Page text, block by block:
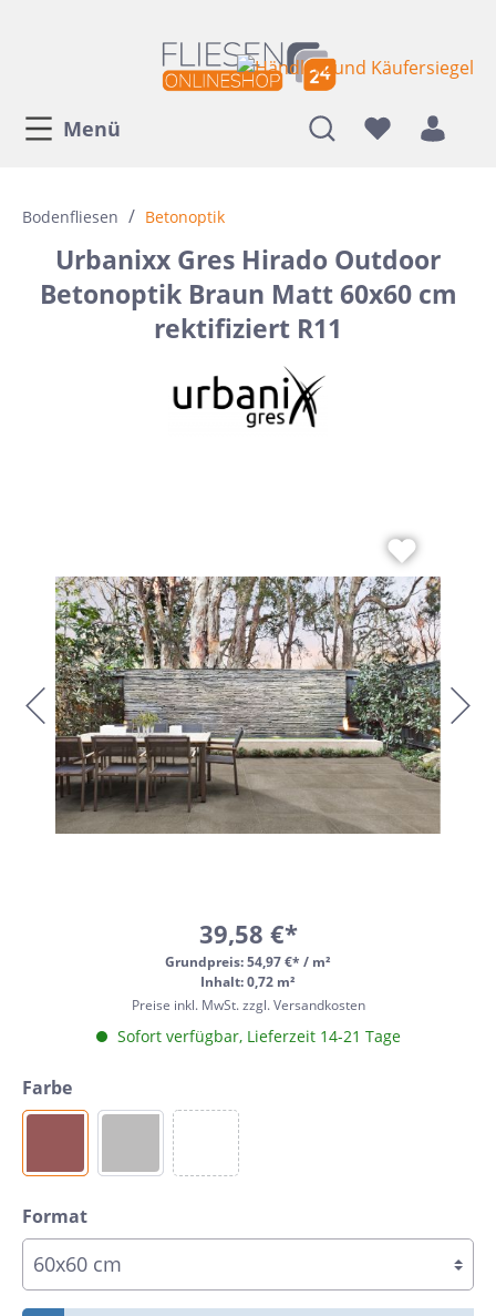
Menü
Bodenfliesen / Betonoptik
Urbanixx Gres Hirado Outdoor
Betonoptik Braun Matt 60x60 cm
rektifiziert R11
39,58 €*
Grundpreis:54,97 €* / m²
Inhalt: 0,72 m²
Preise inkl. MwSt. zzgl. Versandkosten
Sofort verfügbar, Lieferzeit 14-21 Tage
Farbe
Format